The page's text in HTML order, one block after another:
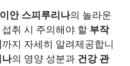
안 스피루리나의 놀라운
취 시 주의해야 할 부작
까지 자세히 알려제공합니
의 영양 성분과 건강 관